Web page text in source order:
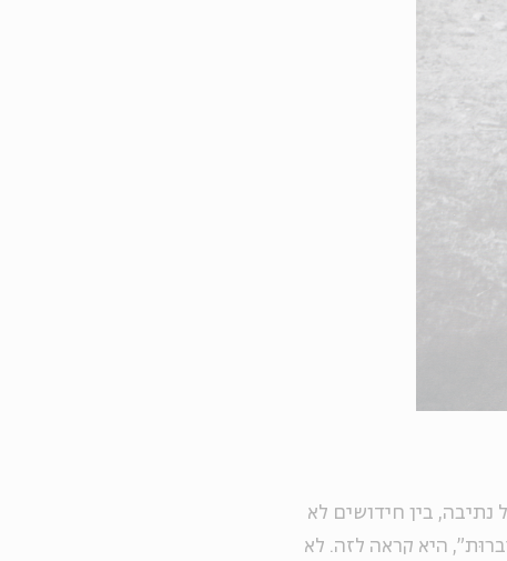
נתיבה, בין חידושים לא
היא קראה לזה. לא